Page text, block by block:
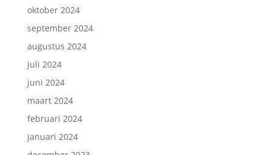
oktober 2024
september 2024
augustus 2024
juli 2024
juni 2024
maart 2024
februari 2024
januari 2024